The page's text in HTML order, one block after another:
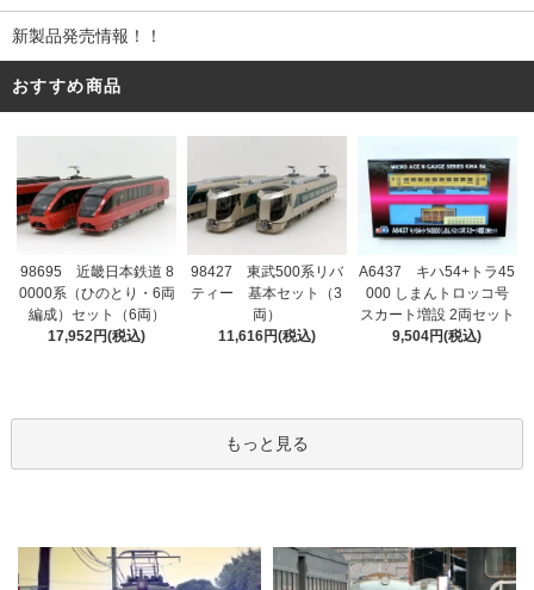
新製品発売情報！！
おすすめ商品
98695 近畿日本鉄道 8
0000系（ひのとり・6両
編成）セット（6両）
17,952円(税込)
98427 東武500系リバ
ティー 基本セット（3
両）
11,616円(税込)
A6437 キハ54+トラ45
000 しまんトロッコ号
スカート増設 2両セット
9,504円(税込)
もっと見る